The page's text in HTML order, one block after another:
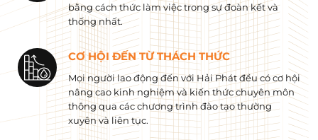
bằng cách thức làm việc trong sự đoàn kết và
thống nhất.
CƠ HỘI ĐẾN TỪ THÁCH THỨC
Mọi người lao động đến với Hải Phát đều có cơ hội
nâng cao kinh nghiệm và kiến ​​thức chuyên môn
thông qua các chương trình đào tạo thường
xuyên và liên tục.